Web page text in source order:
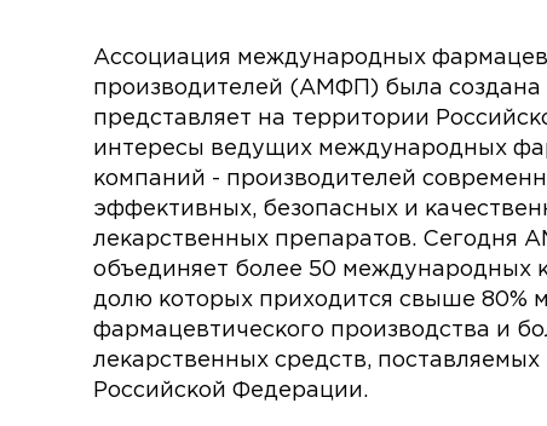
Ассоциация международных
производителей (АМФП) была создана
представляет на территории
интересы ведущих международных
компаний - производителей
эффективных, безопасных и
лекарственных препаратов. Сегодня
объединяет более 50 международных
долю которых приходится свыше 80%
фармацевтического производства и
лекарственных средств,
Российской Федерации.